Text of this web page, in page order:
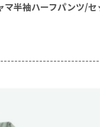
半袖ハーフパンツ/セ